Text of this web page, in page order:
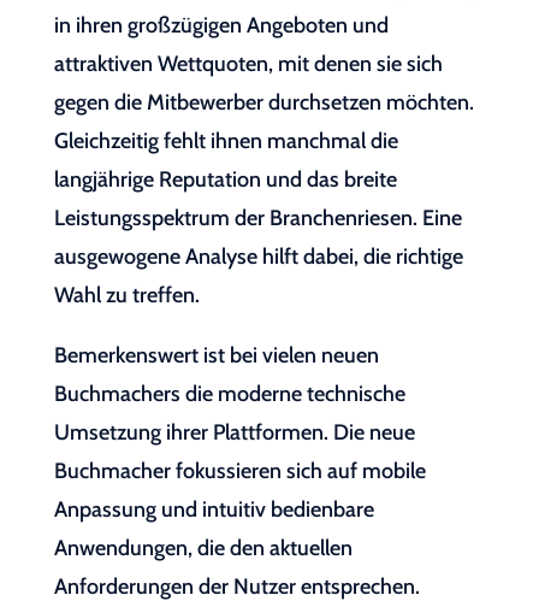
in ihren großzügigen Angeboten und
attraktiven Wettquoten, mit denen sie sich
gegen die Mitbewerber durchsetzen möchten.
Gleichzeitig fehlt ihnen manchmal die
langjährige Reputation und das breite
Leistungsspektrum der Branchenriesen. Eine
ausgewogene Analyse hilft dabei, die richtige
Wahl zu treffen.
Bemerkenswert ist bei vielen neuen
Buchmachers die moderne technische
Umsetzung ihrer Plattformen. Die neue
Buchmacher fokussieren sich auf mobile
Anpassung und intuitiv bedienbare
Anwendungen, die den aktuellen
Anforderungen der Nutzer entsprechen.